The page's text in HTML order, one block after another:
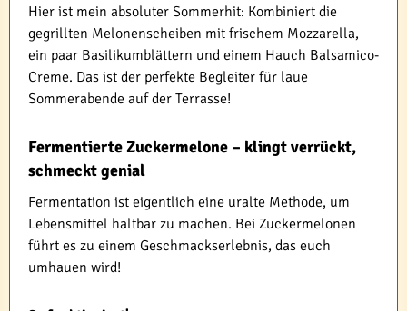
Hier ist mein absoluter Sommerhit: Kombiniert die
gegrillten Melonenscheiben mit frischem Mozzarella,
ein paar Basilikumblättern und einem Hauch Balsamico-
Creme. Das ist der perfekte Begleiter für laue
Sommerabende auf der Terrasse!
Fermentierte Zuckermelone – klingt verrückt,
schmeckt genial
Fermentation ist eigentlich eine uralte Methode, um
Lebensmittel haltbar zu machen. Bei Zuckermelonen
führt es zu einem Geschmackserlebnis, das euch
umhauen wird!